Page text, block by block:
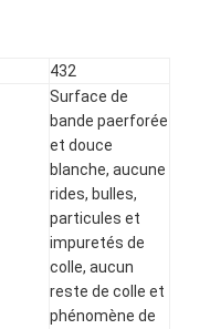
432
Surface de
bande paerforée
et douce
blanche, aucune
rides, bulles,
particules et
impuretés de
colle, aucun
reste de colle et
phénomène de